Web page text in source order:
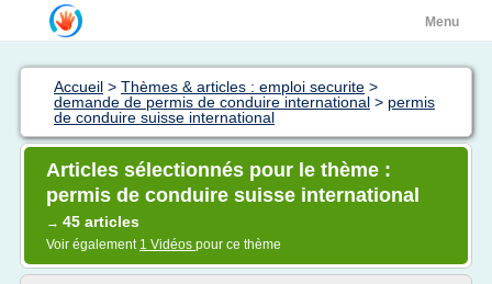
Menu
Accueil > Thèmes & articles : emploi securite >
demande de permis de conduire international > permis
de conduire suisse international
Articles sélectionnés pour le thème :
permis de conduire suisse international
→ 45 articles
Voir également 1 Vidéos pour ce thème